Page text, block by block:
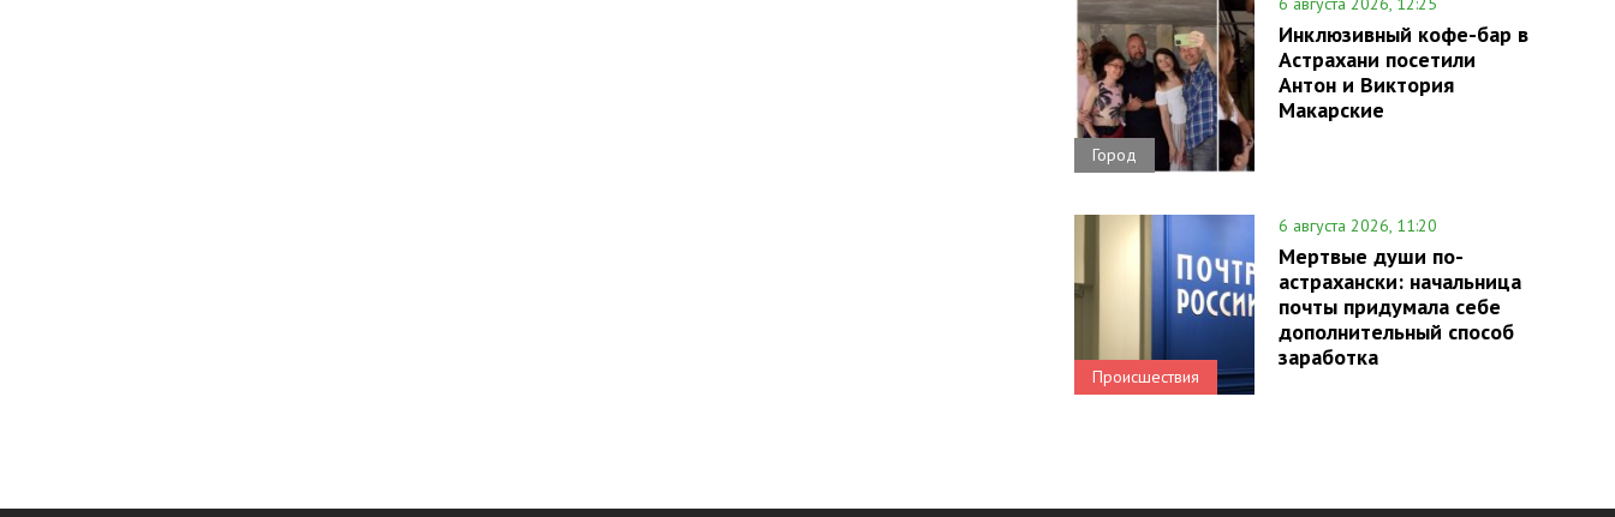
Город
Инклюзивный кофе-бар в
Астрахани посетили
Антон и Виктория
Макарские
Происшествия
6 августа 2026, 11:20
Мертвые души по-
астрахански: начальница
почты придумала себе
дополнительный способ
заработка